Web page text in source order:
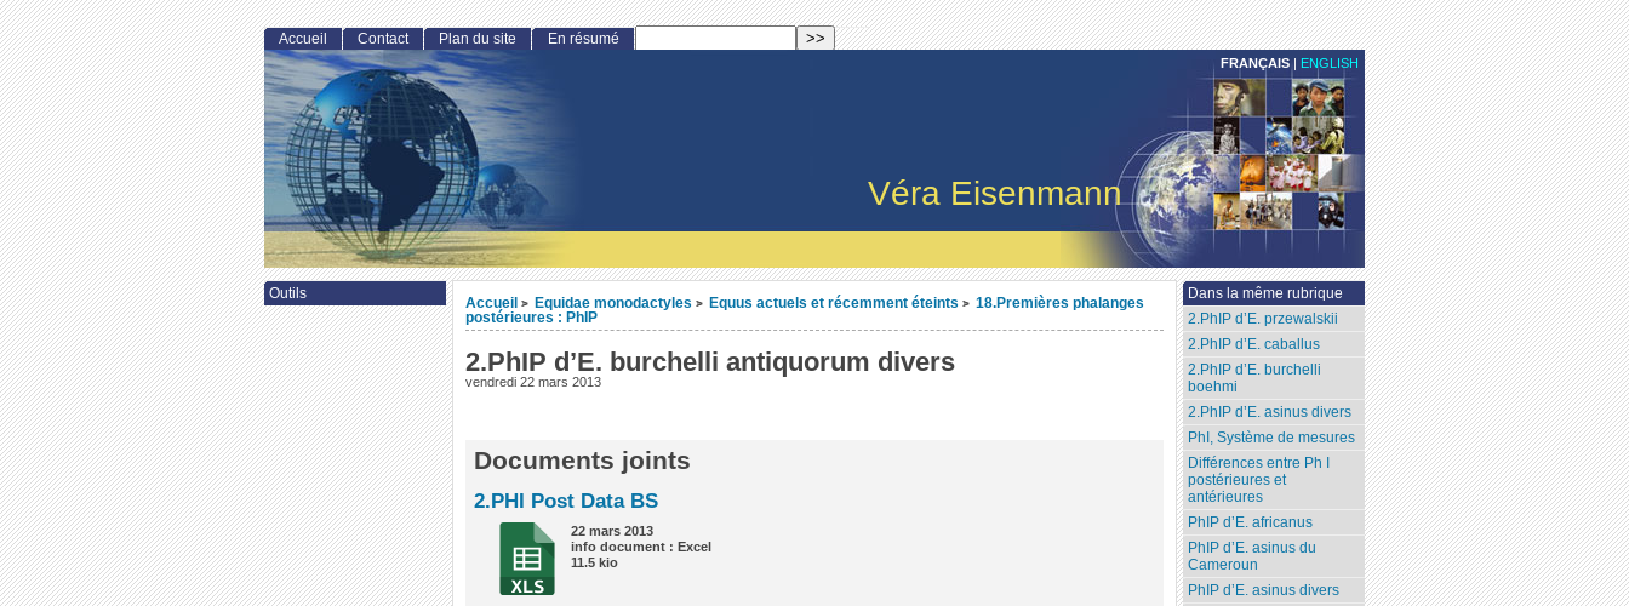
Véra Eisenmann
Accueil > Equidae monodactyles > Equus actuels et récemment éteints > 18.Premières phalanges
postérieures : PhIP
2.PhIP d’E. burchelli antiquorum divers
vendredi 22 mars 2013
Documents joints
2.PHI Post Data BS
22 mars 2013
info document : Excel
11.5 kio
Dans la même rubrique
2.PhIP d’E. przewalskii
2.PhIP d’E. caballus
2.PhIP d’E. burchelli
boehmi
2.PhIP d’E. asinus divers
PhI, Système de mesures
Différences entre Ph I
postérieures et
antérieures
PhIP d’E. africanus
PhIP d’E. asinus du
Cameroun
PhIP d’E. asinus divers
Accueil Contact Plan du site En résumé
Outils
FRANÇAIS | ENGLISH